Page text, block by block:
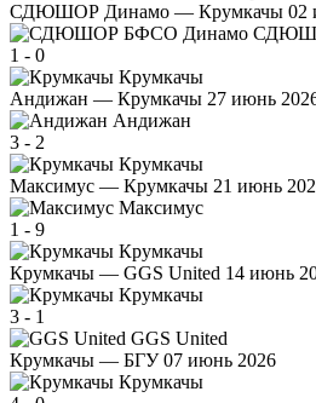
СДЮШОР Динамо — Крумкачы 02
1 - 0
Крумкачы
Андижан — Крумкачы 27 июнь
Андижан
3 - 2
Крумкачы
Максимус — Крумкачы 21 июнь
Максимус
1 - 9
Крумкачы
Крумкачы — GGS United 14 июнь
Крумкачы
3 - 1
GGS United
Крумкачы — БГУ 07 июнь 2026
Крумкачы